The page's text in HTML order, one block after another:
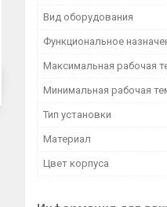
Вид оборудования
Функциональное
Максимальная рабочая
Минимальная рабочая
Тип установки
Материал
Цвет корпуса